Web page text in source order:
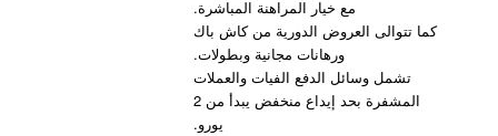
مع خيار المراهنة المباشرة.
كما تتوالى العروض الدورية من كاش باك
ورهانات مجانية وبطولات.
تشمل وسائل الدفع الفيات والعملات
المشفرة بحد إيداع منخفض يبدأ من 2
يورو.